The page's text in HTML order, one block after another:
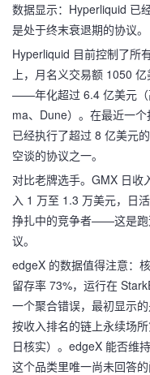
数据显示：Hyperliquid 已
是处于终末衰退期的协议。
Hyperliquid 目前控制了所
上，月名义交易额 1050
——年化超过 6.4 亿美元
ma、Dune）。在最近一
已经执行了超过 8 亿美元
空谈的协议之一。
对比老牌选手。GMX 日
入 1 万至 1.3 万美元，日
挣扎中的竞争者——这是跑
议。
edgeX 的数据值得注意：
留存率 73%，运行在
一个聚合错误，最初显示
按收入排名的链上永续场
日核实）。edgeX 能否维
这个品类里唯一尚未回答的